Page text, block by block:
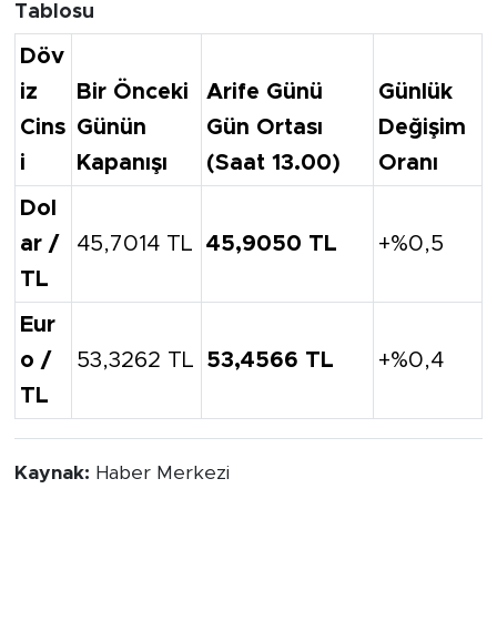
Tablosu
Döv
iz
Cins
i
Bir Önceki
Günün
Kapanışı
Arife Günü
Gün Ortası
(Saat 13.00)
Günlük
Değişim
Oranı
Dol
ar /
TL
45,7014 TL 45,9050 TL +%0,5
Eur
o /
TL
53,3262 TL 53,4566 TL +%0,4
Kaynak: Haber Merkezi